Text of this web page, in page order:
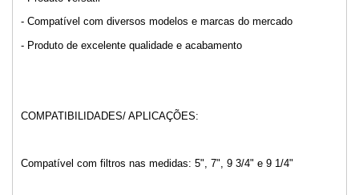
- Compatível com diversos modelos e marcas do mercado
- Produto de excelente qualidade e acabamento
COMPATIBILIDADES/ APLICAÇÕES:
Compatível com filtros nas medidas: 5", 7", 9 3/4" e 9 1/4"